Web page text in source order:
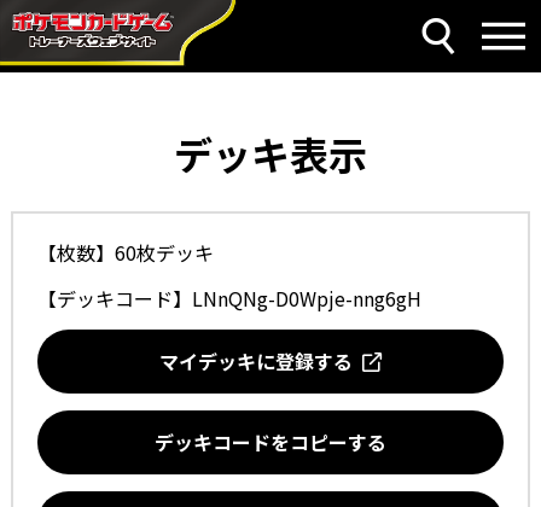
デッキ表示
【枚数】60枚デッキ
【デッキコード】 LNnQNg-D0Wpje-nng6gH
マイデッキに登録する
デッキコードをコピーする